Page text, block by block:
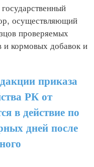
осуществляющий
проверяемых
и кормовых добавок и
приказа
РК от
в действие по
дней после